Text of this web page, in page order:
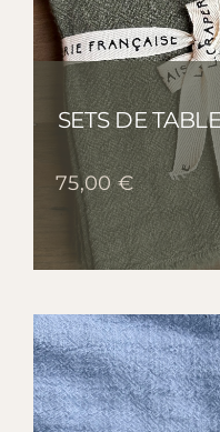
SETS DE
75,00€